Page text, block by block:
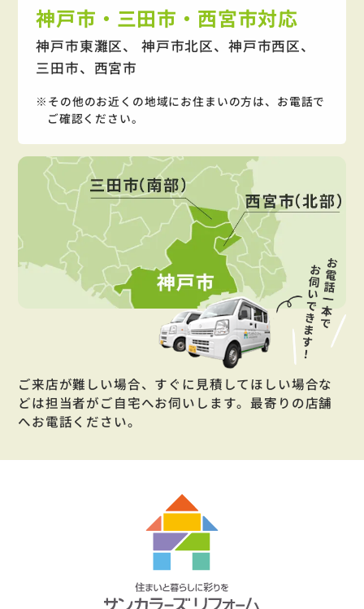
神戸市・三田市・西宮市対応
神戸市東灘区、 神戸市北区、神戸市西区、
三田市、西宮市
その他のお近くの地域にお住まいの方は、お電話で
ご確認ください。
ご来店が難しい場合、すぐに見積してほしい場合な
どは担当者がご自宅へお伺いします。最寄りの店舗
へお電話ください。